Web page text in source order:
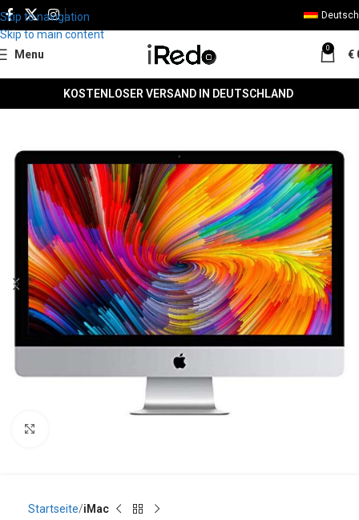
Skip to navigation
Skip to main content
Deutsch
Menu 0 €
KOSTENLOSER VERSAND IN DEUTSCHLAND
Startseite iMac